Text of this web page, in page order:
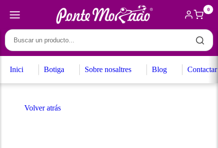
0
Inici Botiga Sobre nosaltres Blog Contactar
Volver atrás